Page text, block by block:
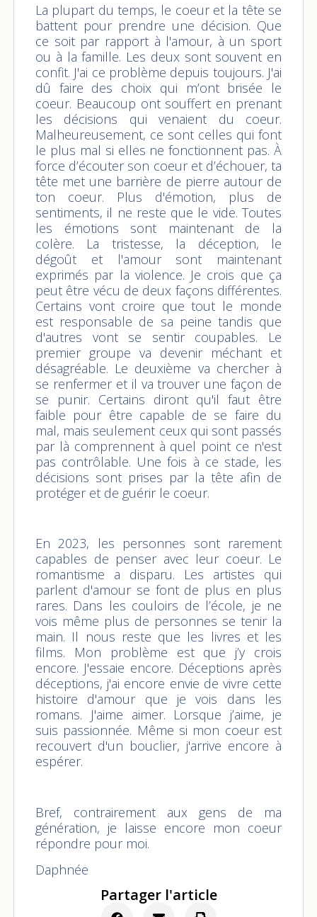
La plupart du temps, le coeur et la tête se
battent pour prendre une décision. Que
ce soit par rapport à l'amour, à un sport
ou à la famille. Les deux sont souvent en
confit. J'ai ce problème depuis toujours. J'ai
dû faire des choix qui m’ont brisée le
coeur. Beaucoup ont souffert en prenant
les décisions qui venaient du coeur.
Malheureusement, ce sont celles qui font
le plus mal si elles ne fonctionnent pas. À
force d’écouter son coeur et d’échouer, ta
tête met une barrière de pierre autour de
ton coeur. Plus d'émotion, plus de
sentiments, il ne reste que le vide. Toutes
les émotions sont maintenant de la
colère. La tristesse, la déception, le
dégoût et l'amour sont maintenant
exprimés par la violence. Je crois que ça
peut être vécu de deux façons différentes.
Certains vont croire que tout le monde
est responsable de sa peine tandis que
d'autres vont se sentir coupables. Le
premier groupe va devenir méchant et
désagréable. Le deuxième va chercher à
se renfermer et il va trouver une façon de
se punir. Certains diront qu'il faut être
faible pour être capable de se faire du
mal, mais seulement ceux qui sont passés
par là comprennent à quel point ce n'est
pas contrôlable. Une fois à ce stade, les
décisions sont prises par la tête afin de
protéger et de guérir le coeur.
En 2023, les personnes sont rarement
capables de penser avec leur coeur. Le
romantisme a disparu. Les artistes qui
parlent d'amour se font de plus en plus
rares. Dans les couloirs de l’école, je ne
vois même plus de personnes se tenir la
main. Il nous reste que les livres et les
films. Mon problème est que j’y crois
encore. J'essaie encore. Déceptions après
déceptions, j'ai encore envie de vivre cette
histoire d'amour que je vois dans les
romans. J'aime aimer. Lorsque j’aime, je
suis passionnée. Même si mon coeur est
recouvert d'un bouclier, j'arrive encore à
espérer.
Bref, contrairement aux gens de ma
génération, je laisse encore mon coeur
répondre pour moi.
Daphnée
Partager l'article